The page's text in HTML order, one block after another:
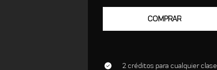
COMPRAR
2 créditos para cualquier clase